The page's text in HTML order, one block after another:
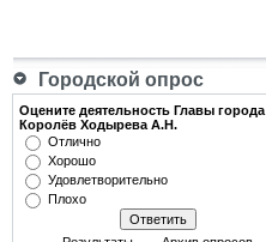
Городской опрос
Оцените деятельность Главы города
Королёв Ходырева А.Н.
Отлично
Хорошо
Удовлетворительно
Плохо